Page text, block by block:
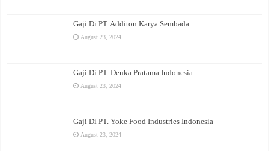
Gaji Di PT. Additon Karya Sembada
August 23, 2024
Gaji Di PT. Denka Pratama Indonesia
August 23, 2024
Gaji Di PT. Yoke Food Industries Indonesia
August 23, 2024